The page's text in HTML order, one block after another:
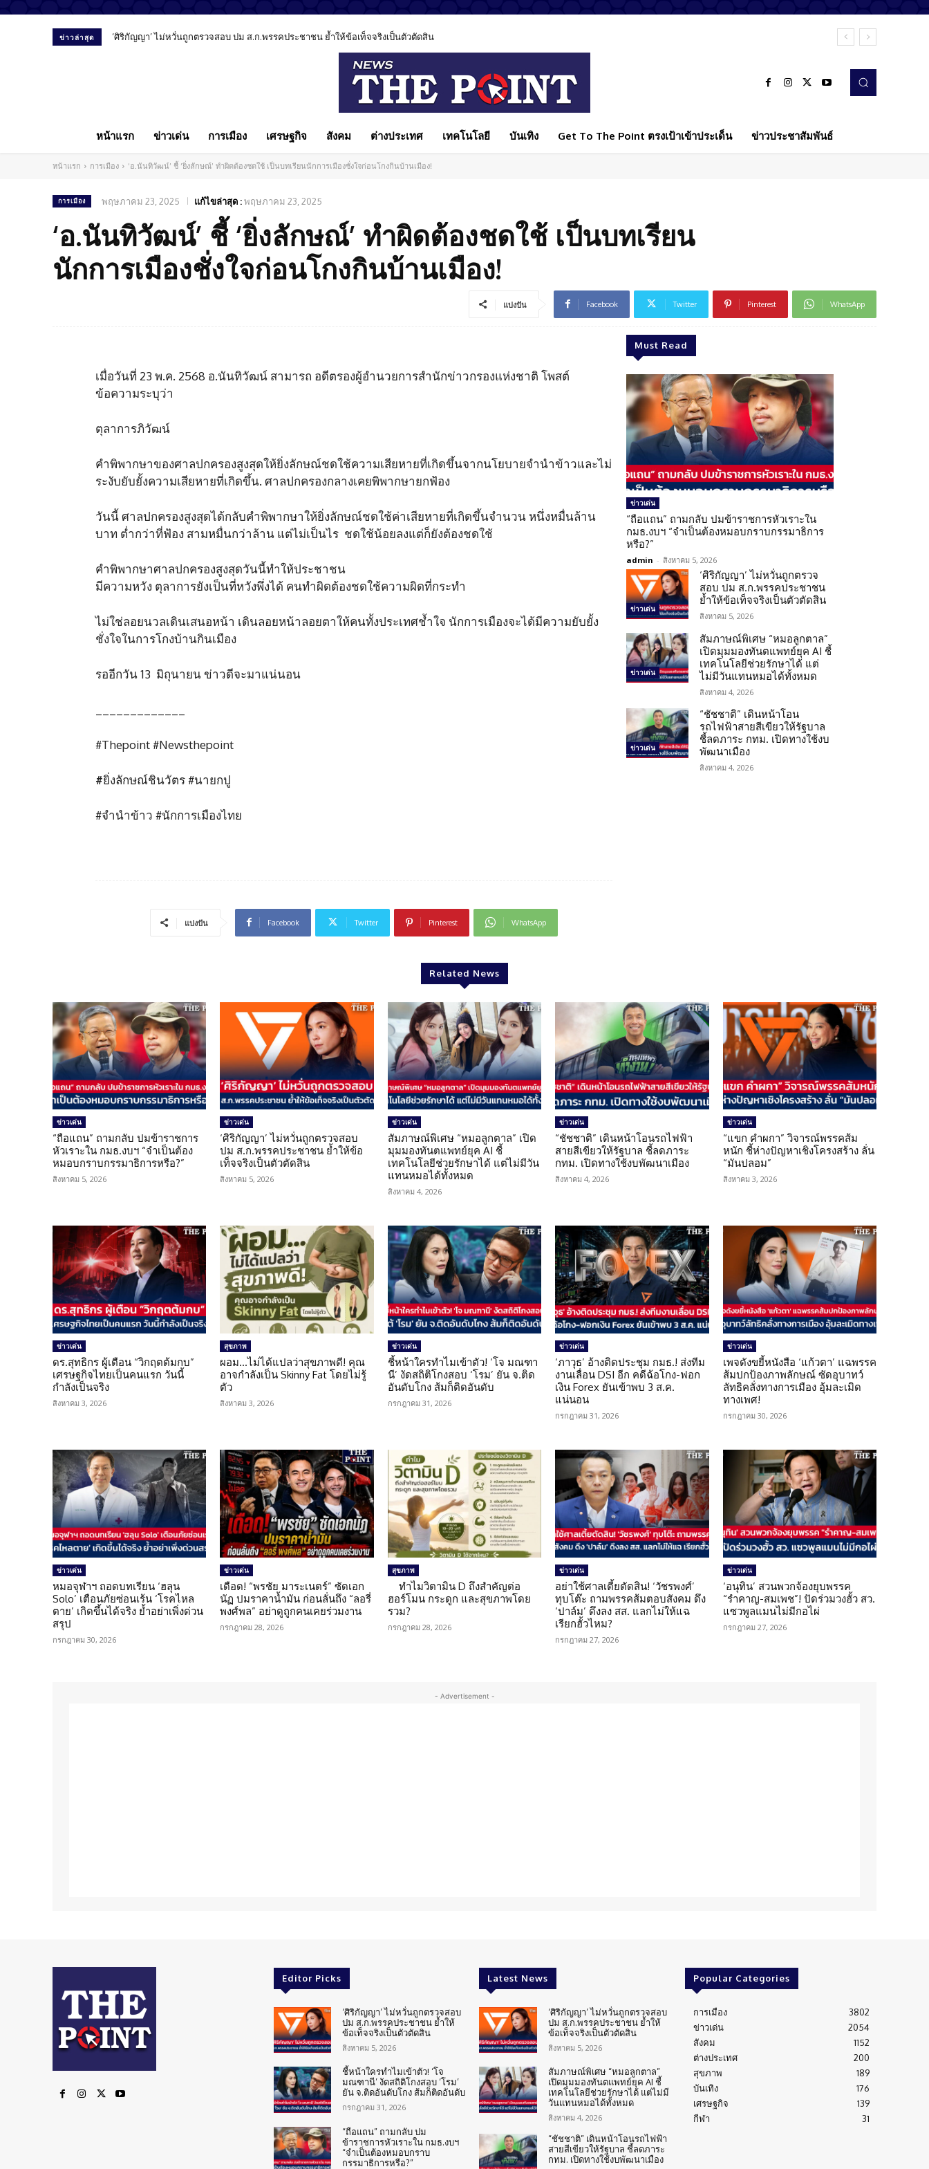
ข่าวล่าสุด ‘ศิริกัญญา’ ไม่หวั่นถูกตรวจสอบ ปม ส.ก.พรรคประชาชน ย้ำให้ข้อเท็จจริงเป็นตัวตัดสิน
หน้าแรก ข่าวเด่น การเมือง เศรษฐกิจ สังคม ต่างประเทศ เทคโนโลยี บันเทิง Get To The Point ตรงเป้าเข้าประเด็น ข่าวประชาสัมพันธ์
หน้าแรก การเมือง ‘อ.นันทิวัฒน์’ ชี้ ‘ยิ่งลักษณ์’ ทำผิดต้องชดใช้ เป็นบทเรียนนักการเมืองชั่งใจก่อนโกงกินบ้านเมือง!
การเมือง พฤษภาคม 23, 2025 แก้ไขล่าสุด :พฤษภาคม 23, 2025
‘อ.นันทิวัฒน์’ ชี้ ‘ยิ่งลักษณ์’ ทำผิดต้องชดใช้ เป็นบทเรียน
นักการเมืองชั่งใจก่อนโกงกินบ้านเมือง!
แบ่งปัน Facebook Twitter Pinterest WhatsApp
เมื่อวันที่ 23 พ.ค. 2568 อ.นันทิวัฒน์ สามารถ อดีตรองผู้อำนวยการสำนักข่าวกรองแห่งชาติ โพสต์
ข้อความระบุว่า
ตุลาการภิวัฒน์
คำพิพากษาของศาลปกครองสูงสุดให้ยิ่งลักษณ์ชดใช้ความเสียหายที่เกิดขึ้นจากนโยบายจำนำข้าวและไม่
ระงับยับยั้งความเสียหายที่เกิดขึ้น. ศาลปกครองกลางเคยพิพากษายกฟ้อง
วันนี้ ศาลปกครองสูงสุดได้กลับคำพิพากษาให้ยิ่งลักษณ์ชดใช้ค่าเสียหายที่เกิดขึ้นจำนวน หนึ่งหมื่นล้าน
บาท ต่ำกว่าที่ฟ้อง สามหมื่นกว่าล้าน แต่ไม่เป็นไร ชดใช้น้อยลงแต่ก็ยังต้องชดใช้
คำพิพากษาศาลปกครองสูงสุดวันนี้ทำให้ประชาชน
มีความหวัง ตุลาการยังเป็นที่หวังพึ่งได้ คนทำผิดต้องชดใช้ความผิดที่กระทำ
ไม่ใช่ลอยนวลเดินเสนอหน้า เดินลอยหน้าลอยตาให้คนทั้งประเทศช้ำใจ นักการเมืองจะได้มีความยับยั้ง
ชั่งใจในการโกงบ้านกินเมือง
รออีกวัน 13 มิถุนายน ข่าวดีจะมาแน่นอน
#Thepoint #Newsthepoint
#ยิ่งลักษณ์ชินวัตร #นายกปู
#จำนำข้าว #นักการเมืองไทย
แบ่งปัน Facebook Twitter Pinterest WhatsApp
Must Read
ข่าวเด่น
“ถือแถน” ถามกลับ ปมข้าราชการหัวเราะใน
กมธ.งบฯ “จำเป็นต้องหมอบกราบกรรมาธิการ
หรือ?”
admin - สิงหาคม 5, 2026
ข่าวเด่น
‘ศิริกัญญา’ ไม่หวั่นถูกตรวจ
สอบ ปม ส.ก.พรรคประชาชน
ย้ำให้ข้อเท็จจริงเป็นตัวตัดสิน
สิงหาคม 5, 2026
ข่าวเด่น
สัมภาษณ์พิเศษ “หมอลูกตาล”
เปิดมุมมองทันตแพทย์ยุค AI ชี้
เทคโนโลยีช่วยรักษาได้ แต่
ไม่มีวันแทนหมอได้ทั้งหมด
สิงหาคม 4, 2026
ข่าวเด่น
“ชัชชาติ” เดินหน้าโอน
รถไฟฟ้าสายสีเขียวให้รัฐบาล
ชี้ลดภาระ กทม. เปิดทางใช้งบ
พัฒนาเมือง
สิงหาคม 4, 2026
Related News
ข่าวเด่น
“ถือแถน” ถามกลับ ปมข้าราชการ
หัวเราะใน กมธ.งบฯ “จำเป็นต้อง
หมอบกราบกรรมาธิการหรือ?”
สิงหาคม 5, 2026
ข่าวเด่น
‘ศิริกัญญา’ ไม่หวั่นถูกตรวจสอบ
ปม ส.ก.พรรคประชาชน ย้ำให้ข้อ
เท็จจริงเป็นตัวตัดสิน
สิงหาคม 5, 2026
ข่าวเด่น
สัมภาษณ์พิเศษ “หมอลูกตาล” เปิด
มุมมองทันตแพทย์ยุค AI ชี้
เทคโนโลยีช่วยรักษาได้ แต่ไม่มีวัน
แทนหมอได้ทั้งหมด
สิงหาคม 4, 2026
ข่าวเด่น
“ชัชชาติ” เดินหน้าโอนรถไฟฟ้า
สายสีเขียวให้รัฐบาล ชี้ลดภาระ
กทม. เปิดทางใช้งบพัฒนาเมือง
สิงหาคม 4, 2026
ข่าวเด่น
“แขก คำผกา” วิจารณ์พรรคส้ม
หนัก ชี้ห่างปัญหาเชิงโครงสร้าง ลั่น
“มันปลอม”
สิงหาคม 3, 2026
ข่าวเด่น
ดร.สุทธิกร ผู้เตือน “วิกฤตต้มกบ”
เศรษฐกิจไทยเป็นคนแรก วันนี้
กำลังเป็นจริง
สิงหาคม 3, 2026
สุขภาพ
ผอม…ไม่ได้แปลว่าสุขภาพดี! คุณ
อาจกำลังเป็น Skinny Fat โดยไม่รู้
ตัว
สิงหาคม 3, 2026
ข่าวเด่น
ชี้หน้าใครทำไมเข้าตัว! ‘โจ มณฑา
นี’ งัดสถิติโกงสอบ ‘โรม’ ยัน จ.ติด
อันดับโกง ส้มก็ติดอันดับ
กรกฎาคม 31, 2026
ข่าวเด่น
‘ภาวุธ’ อ้างติดประชุม กมธ.! ส่งทีม
งานเลื่อน DSI อีก คดีฉ้อโกง-ฟอก
เงิน Forex ยันเข้าพบ 3 ส.ค.
แน่นอน
กรกฎาคม 31, 2026
ข่าวเด่น
เพจดังขยี้หนังสือ ‘แก้วตา’ แฉพรรค
ส้มปกป้องภาพลักษณ์ ซัดอุบาทว์
ลัทธิคลั่งทางการเมือง อุ้มละเมิด
ทางเพศ!
กรกฎาคม 30, 2026
ข่าวเด่น
หมอจุฬาฯ ถอดบทเรียน ‘ฮลุน
Solo’ เตือนภัยซ่อนเร้น ‘โรคไหล
ตาย’ เกิดขึ้นได้จริง ย้ำอย่าเพิ่งด่วน
สรุป
กรกฎาคม 30, 2026
ข่าวเด่น
เดือด! “พรชัย มาระเนตร์” ซัดเอก
นัฏ ปมราคาน้ำมัน ก่อนลั่นถึง “ลอรี่
พงศ์พล” อย่าดูถูกคนเคยร่วมงาน
กรกฎาคม 28, 2026
สุขภาพ
ทำไมวิตามิน D ถึงสำคัญต่อ
ฮอร์โมน กระดูก และสุขภาพโดย
รวม?
กรกฎาคม 28, 2026
ข่าวเด่น
อย่าใช้ศาลเตี้ยตัดสิน! ‘วัชรพงศ์’
ทุบโต๊ะ ถามพรรคส้มตอบสังคม ดึง
‘ปาล์ม’ ดึงลง สส. แลกไม่ให้แฉ
เรียกฮั้วไหม?
กรกฎาคม 27, 2026
ข่าวเด่น
‘อนุทิน’ สวนพวกจ้องยุบพรรค
“รำคาญ-สมเพช”! ปัดร่วมวงฮั้ว สว.
แซวพูลแมนไม่มีกอไผ่
กรกฎาคม 27, 2026
- Advertisement -
Editor Picks
‘ศิริกัญญา’ ไม่หวั่นถูกตรวจสอบ
ปม ส.ก.พรรคประชาชน ย้ำให้
ข้อเท็จจริงเป็นตัวตัดสิน
สิงหาคม 5, 2026
ชี้หน้าใครทำไมเข้าตัว! ‘โจ
มณฑานี’ งัดสถิติโกงสอบ ‘โรม’
ยัน จ.ติดอันดับโกง ส้มก็ติดอันดับ
กรกฎาคม 31, 2026
“ถือแถน” ถามกลับ ปม
ข้าราชการหัวเราะใน กมธ.งบฯ
“จำเป็นต้องหมอบกราบ
กรรมาธิการหรือ?”
Latest News
‘ศิริกัญญา’ ไม่หวั่นถูกตรวจสอบ
ปม ส.ก.พรรคประชาชน ย้ำให้
ข้อเท็จจริงเป็นตัวตัดสิน
สิงหาคม 5, 2026
สัมภาษณ์พิเศษ “หมอลูกตาล”
เปิดมุมมองทันตแพทย์ยุค AI ชี้
เทคโนโลยีช่วยรักษาได้ แต่ไม่มี
วันแทนหมอได้ทั้งหมด
สิงหาคม 4, 2026
“ชัชชาติ” เดินหน้าโอนรถไฟฟ้า
สายสีเขียวให้รัฐบาล ชี้ลดภาระ
กทม. เปิดทางใช้งบพัฒนาเมือง
Popular Categories
การเมือง
3802
ข่าวเด่น
2054
สังคม
1152
ต่างประเทศ
200
สุขภาพ
189
บันเทิง
176
เศรษฐกิจ
139
กีฬา
31